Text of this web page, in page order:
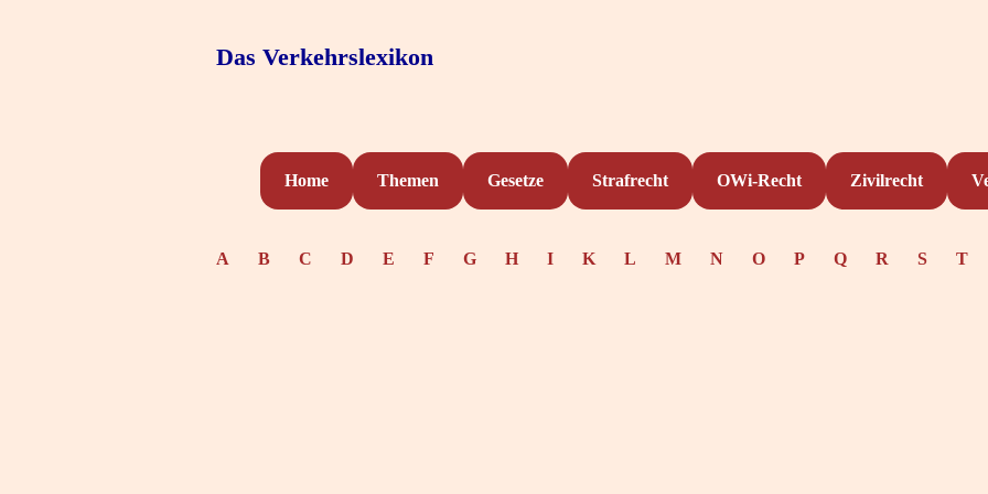
Das Verkehrslexikon
Home Themen Gesetze Strafrecht OWi-Recht Zivilrecht
A B C D E F G H I K L M N O P Q R S T